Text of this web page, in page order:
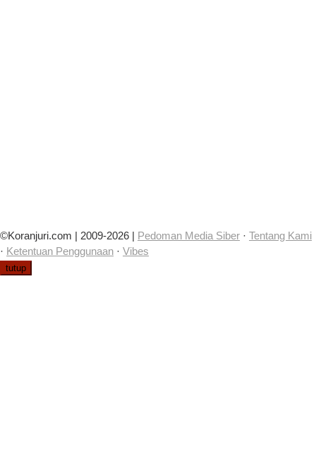
©Koranjuri.com | 2009-2026 | Pedoman Media Siber · Tentang Kami
· Ketentuan Penggunaan · Vibes
tutup